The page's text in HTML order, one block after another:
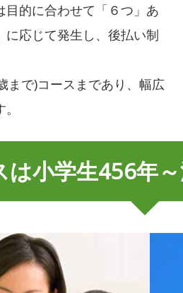
目的に合わせて「６つ」あ
に応じて発生し、後払い制
まで)コースまであり、幅広
は小学生456年